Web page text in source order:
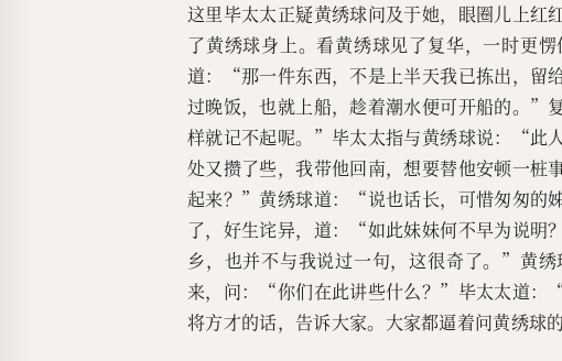
这里毕太太正疑黄绣球问及于她，眼圈儿上红
了黄绣球身上。看黄绣球见了复华，一时更
道：“那一件东西，不是上半天我已拣出，留
过晚饭，也就上船，趁着潮水便可开船的。”
样就记不起呢。”毕太太指与黄绣球说：“此
处又攒了些，我带他回南，想要替他安顿一桩
起来？”黄绣球道：“说也话长，可惜匆匆的
了，好生诧异，道：“如此妹妹何不早为说明
乡，也并不与我说过一句，这很奇了。”黄
来，问：“你们在此讲些什么？”毕太太道：
将方才的话，告诉大家。大家都逼着问黄绣球